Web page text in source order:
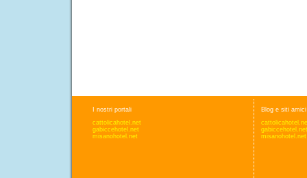
I nostri portali
cattolicahotel.net
gabiccehotel.net
misanohotel.net
Blog e siti amici
gabiccehotel.net
misanohotel.net